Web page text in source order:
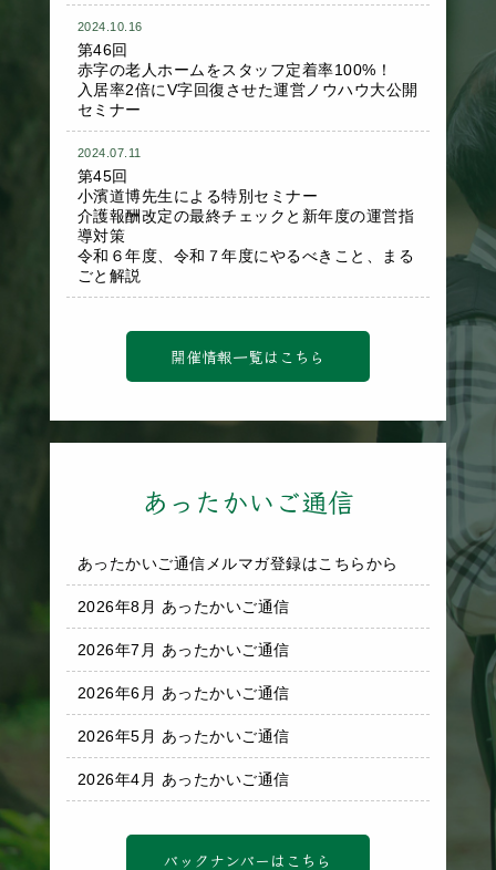
2024.10.16
第46回
赤字の老人ホームをスタッフ定着率100%！
入居率2倍にV字回復させた運営ノウハウ大公開
セミナー
2024.07.11
第45回
小濱道博先生による特別セミナー
介護報酬改定の最終チェックと新年度の運営指
導対策
令和６年度、令和７年度にやるべきこと、まる
ごと解説
開催情報一覧はこちら
あったかいご通信
あったかいご通信メルマガ登録はこちらから
2026年8月 あったかいご通信
2026年7月 あったかいご通信
2026年6月 あったかいご通信
2026年5月 あったかいご通信
2026年4月 あったかいご通信
バックナンバーはこちら